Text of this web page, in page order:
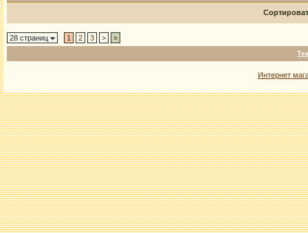
28 страниц 1 2 3 > »
Интернет